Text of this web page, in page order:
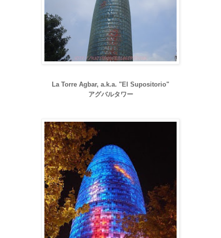
La Torre Agbar, a.k.a. "El Supositorio"
アグバルタワー